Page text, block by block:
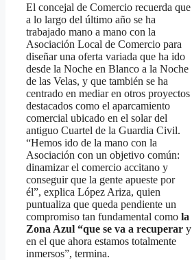
El concejal de Comercio recuerda que
a lo largo del último año se ha
trabajado mano a mano con la
Asociación Local de Comercio para
diseñar una oferta variada que ha ido
desde la Noche en Blanco a la Noche
de las Velas, y que también se ha
centrado en mediar en otros proyectos
destacados como el aparcamiento
comercial ubicado en el solar del
antiguo Cuartel de la Guardia Civil.
“Hemos ido de la mano con la
Asociación con un objetivo común:
dinamizar el comercio accitano y
conseguir que la gente apueste por
él”, explica López Ariza, quien
puntualiza que queda pendiente un
compromiso tan fundamental como la
Zona Azul “que se va a recuperar y
en el que ahora estamos totalmente
inmersos”, termina.